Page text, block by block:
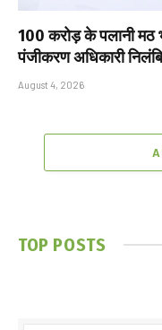
₹100 करोड़ के पलानी मठ
पंजीकरण अधिकारी
August 4, 2026
TOP POSTS